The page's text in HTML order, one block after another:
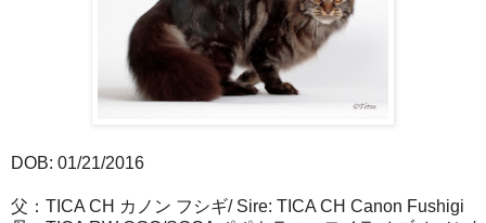
DOB: 01/21/2016
父：TICA CH カノン フシギ/ Sire: TICA CH Canon Fushigi